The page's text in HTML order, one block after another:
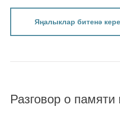
Яңалыклар битенә
Разговор о